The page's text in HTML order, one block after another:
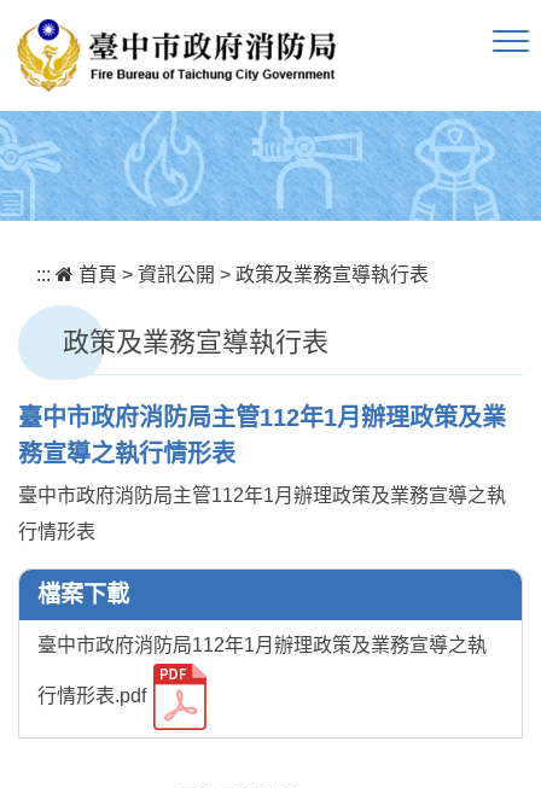
::: 首頁 > 資訊公開 > 政策及業務宣導執行表
政策及業務宣導執行表
臺中市政府消防局主管112年1月辦理政策及業
務宣導之執行情形表
臺中市政府消防局主管112年1月辦理政策及業務宣導之執
行情形表
檔案下載
臺中市政府消防局112年1月辦理政策及業務宣導之執
行情形表.pdf